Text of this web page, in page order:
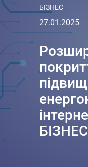
БІЗНЕС
27.01.2025
БІЗНЕС